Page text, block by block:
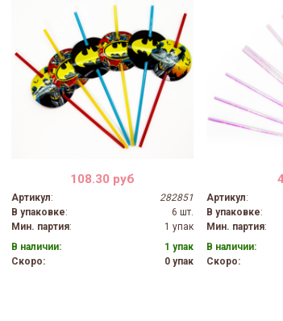
108.30 руб
Артикул:
282851
В упаковке:
6 шт.
Мин. партия:
1 упак
В наличии:
1 упак
Скоро:
0 упак
Артикул:
В упаковке:
Мин. партия:
В наличии:
Скоро: